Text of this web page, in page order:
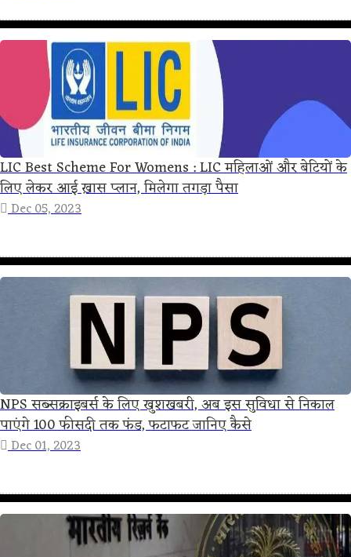
LIC Best Scheme For Womens : LIC महिलाओं और बेटियों के
लिए लेकर आई ख़ास प्लान, मिलेगा तगड़ा पैसा
Dec 05, 2023
NPS सब्सक्राइबर्स के लिए खुशखबरी, अब इस सुविधा से निकाल
पाएंगे 100 फीसदी तक फंड, फटाफट जानिए कैसे
Dec 01, 2023